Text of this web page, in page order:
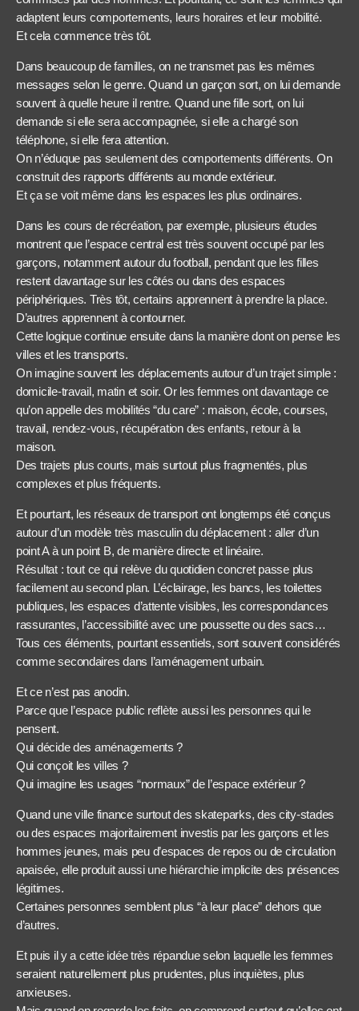
adaptent leurs comportements, leurs horaires et leur mobilité.
Et cela commence très tôt.
Dans beaucoup de familles, on ne transmet pas les mêmes
messages selon le genre. Quand un garçon sort, on lui demande
souvent à quelle heure il rentre. Quand une fille sort, on lui
demande si elle sera accompagnée, si elle a chargé son
téléphone, si elle fera attention.
On n’éduque pas seulement des comportements différents. On
construit des rapports différents au monde extérieur.
Et ça se voit même dans les espaces les plus ordinaires.
Dans les cours de récréation, par exemple, plusieurs études
montrent que l’espace central est très souvent occupé par les
garçons, notamment autour du football, pendant que les filles
restent davantage sur les côtés ou dans des espaces
périphériques. Très tôt, certains apprennent à prendre la place.
D’autres apprennent à contourner.
Cette logique continue ensuite dans la manière dont on pense les
villes et les transports.
On imagine souvent les déplacements autour d’un trajet simple :
domicile-travail, matin et soir. Or les femmes ont davantage ce
qu’on appelle des mobilités “du care” : maison, école, courses,
travail, rendez-vous, récupération des enfants, retour à la
maison.
Des trajets plus courts, mais surtout plus fragmentés, plus
complexes et plus fréquents.
Et pourtant, les réseaux de transport ont longtemps été conçus
autour d’un modèle très masculin du déplacement : aller d’un
point A à un point B, de manière directe et linéaire.
Résultat : tout ce qui relève du quotidien concret passe plus
facilement au second plan. L’éclairage, les bancs, les toilettes
publiques, les espaces d’attente visibles, les correspondances
rassurantes, l’accessibilité avec une poussette ou des sacs…
Tous ces éléments, pourtant essentiels, sont souvent considérés
comme secondaires dans l’aménagement urbain.
Et ce n’est pas anodin.
Parce que l’espace public reflète aussi les personnes qui le
pensent.
Qui décide des aménagements ?
Qui conçoit les villes ?
Qui imagine les usages “normaux” de l’espace extérieur ?
Quand une ville finance surtout des skateparks, des city-stades
ou des espaces majoritairement investis par les garçons et les
hommes jeunes, mais peu d’espaces de repos ou de circulation
apaisée, elle produit aussi une hiérarchie implicite des présences
légitimes.
Certaines personnes semblent plus “à leur place” dehors que
d’autres.
Et puis il y a cette idée très répandue selon laquelle les femmes
seraient naturellement plus prudentes, plus inquiètes, plus
anxieuses.